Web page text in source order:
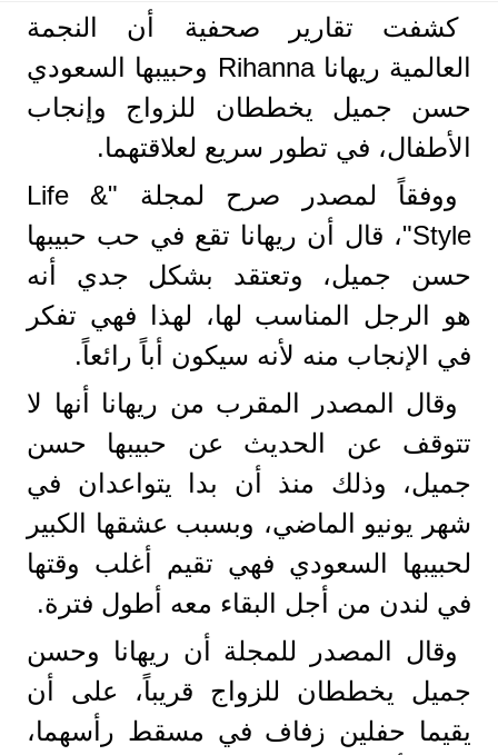
كشفت تقارير صحفية أن النجمة
العالمية ريهانا Rihanna وحبيبها السعودي
حسن جميل يخططان للزواج وإنجاب
الأطفال، في تطور سريع لعلاقتهما.
ووفقاً لمصدر صرح لمجلة "Life &
Style"، قال أن ريهانا تقع في حب حبيبها
حسن جميل، وتعتقد بشكل جدي أنه
هو الرجل المناسب لها، لهذا فهي تفكر
في الإنجاب منه لأنه سيكون أباً رائعاً.
وقال المصدر المقرب من ريهانا أنها لا
تتوقف عن الحديث عن حبيبها حسن
جميل، وذلك منذ أن بدا يتواعدان في
شهر يونيو الماضي، وبسبب عشقها الكبير
لحبيبها السعودي فهي تقيم أغلب وقتها
في لندن من أجل البقاء معه أطول فترة.
وقال المصدر للمجلة أن ريهانا وحسن
جميل يخططان للزواج قريباً، على أن
يقيما حفلين زفاف في مسقط رأسهما،